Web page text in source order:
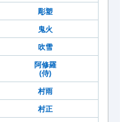
彫塑
鬼火
吹雪
阿修羅
(侍)
村雨
村正